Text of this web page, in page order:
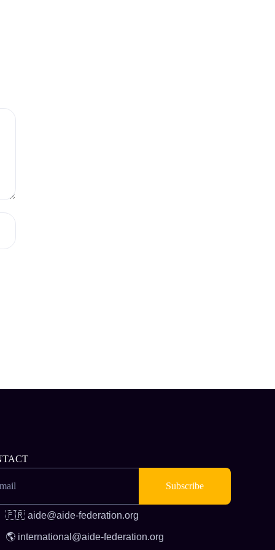
🇫🇷 aide@aide-federation.org
🌎 international@aide-federation.org